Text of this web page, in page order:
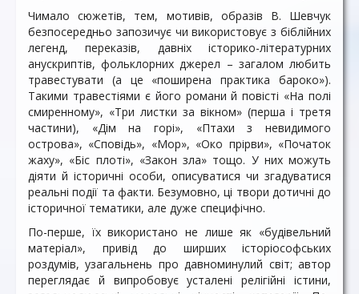
Чимало сюжетів, тем, мотивів, образів В. Шевчук
безпосередньо запозичує чи використовує з біблійних
легенд, переказів, давніх історико-літературних
анускриптів, фольклорних джерел – загалом любить
травестувати (а це «поширена практика бароко»).
Такими травестіями є його романи й повісті «На полі
смиренному», «Три листки за вікном» (перша і третя
частини), «Дім на горі», «Птахи з невидимого
острова», «Сповідь», «Мор», «Око прірви», «Початок
жаху», «Біс плоті», «Закон зла» тощо. У них можуть
діяти й історичні особи, описуватися чи згадуватися
реальні події та факти. Безумовно, ці твори дотичні до
історичної тематики, але дуже специфічно.
По-перше, їх використано не лише як «будівельний
матеріал», привід до ширших історіософських
роздумів, узагальнень про давноминулий світ; автор
переглядає й випробовує усталені релігійні істини,